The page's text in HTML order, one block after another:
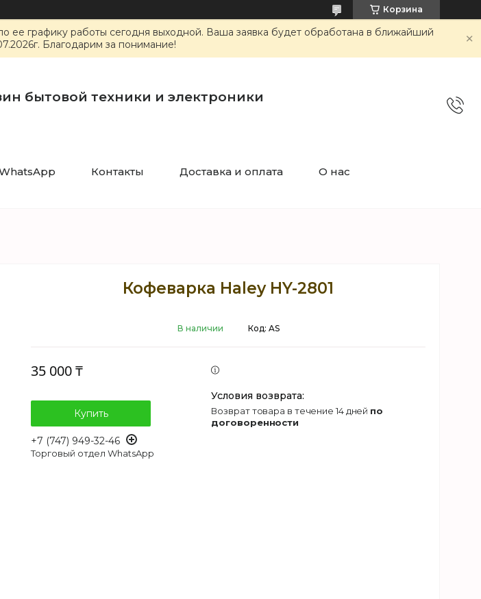
Корзина
ее графику работы сегодня выходной. Ваша заявка будет обработана в ближайший
Благодарим за понимание!
бытовой техники и электроники
Контакты Доставка и оплата О нас
Кофеварка Haley HY-2801
В наличии Код: AS
35 000 ₸
Купить
+7 (747) 949-32-46
Торговый отдел WhatsApp
возврат товара в течение 14 дней по
договоренности